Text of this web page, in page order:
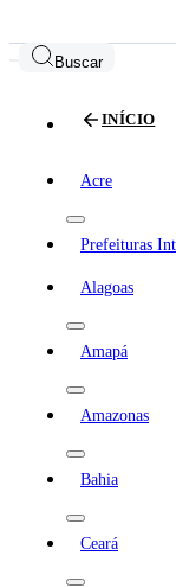
Buscar
INÍCIO
Acre
Prefeituras
Alagoas
Amapá
Amazonas
Bahia
Ceará